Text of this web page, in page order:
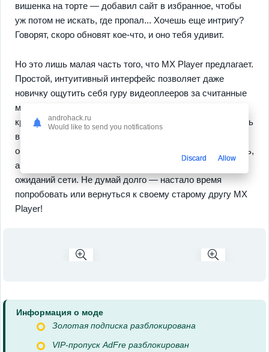
вишенка на торте — добавил сайт в избранное, чтобы
уж потом не искать, где пропал... Хочешь еще интригу?
Говорят, скоро обновят кое-что, и оно тебя удивит.
Но это лишь малая часть того, что MX Player предлагает.
Простой, интуитивный интерфейс позволяет даже
новичку ощутить себя гуру видеоплееров за считанные
минуты. Интересуешься стоящими фишками? Держись
крепче: возможность создаватьплейлисты
и добавлять
в избранное — это лишь начало. Постоянные
обновления привносят элементы, которых ты так ждешь,
а работа оффлайн до лампочки избавляет от пустых
ожиданий сети. Не думай долго — настало время
попробовать или вернуться к своему старому другу MX
Player!
Информация о моде
Золотая подписка разблокирована
VIP-пропуск AdFre разблокирован
androhack.ru
Would like to send you notifications
Discard Allow